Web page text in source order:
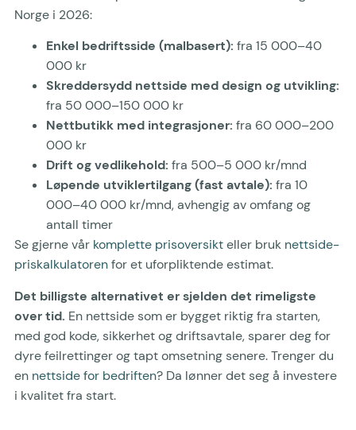
Norge i 2026:
Enkel bedriftsside (malbasert): fra 15 000–40
000 kr
Skreddersydd nettside med design og utvikling:
fra 50 000–150 000 kr
Nettbutikk med integrasjoner: fra 60 000–200
000 kr
Drift og vedlikehold: fra 500–5 000 kr/mnd
Løpende utviklertilgang (fast avtale): fra 10
000–40 000 kr/mnd, avhengig av omfang og
antall timer
Se gjerne vår komplette prisoversikteller bruk nettside-
priskalkulatorenfor et uforpliktende estimat.
Det billigste alternativet er sjelden det rimeligste
over tid. En nettside som er bygget riktig fra starten,
med god kode, sikkerhet og driftsavtale, sparer deg for
dyre feilrettinger og tapt omsetning senere. Trenger du
en nettside for bedriften? Da lønner det seg å investere
i kvalitet fra start.